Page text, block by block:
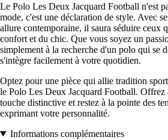
Le Polo Les Deux Jacquard Football n'est
mode, c'est une déclaration de style. Avec
allure contemporaine, il saura séduire ceux
confort et du chic. Que vous soyez un
simplement à la recherche d'un polo qui se
s'intègre facilement à votre quotidien.
Optez pour une pièce qui allie tradition
le Polo Les Deux Jacquard Football. Offrez
touche distinctive et restez à la pointe des
exprimant votre personnalité.
Informations complémentaires